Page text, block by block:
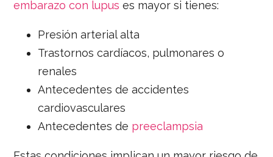
embarazo con lupus es mayor si tienes:
Presión arterial alta
Trastornos cardíacos, pulmonares o
renales
Antecedentes de accidentes
cardiovasculares
Antecedentes de preeclampsia